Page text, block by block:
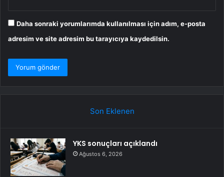
Daha sonraki yorumlarımda kullanılması için adım, e-posta
adresim ve site adresim bu tarayıcıya kaydedilsin.
Son Eklenen
YKS sonuçları açıklandı
Ağustos 6, 2026